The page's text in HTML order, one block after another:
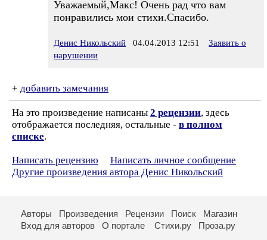
Уважаемый,Макс! Очень рад что вам
понравились мои стихи.Спасибо.
Денис Никольский 04.04.2013 12:51
Заявить о
нарушении
+ добавить замечания
На это произведение написаны 2 рецензии, здесь
отображается последняя, остальные - в полном
списке.
Написать рецензию
Написать личное сообщение
Другие произведения автора Денис Никольский
Авторы Произведения Рецензии Поиск
Магазин
Вход для авторов
О портале Стихи.ру Проза.ру